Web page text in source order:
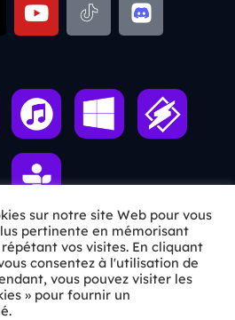
sur notre site Web pour vous
pertinente en mémorisant
vos visites. En cliquant
consentez à l'utilisation de
vous pouvez visiter les
» pour fournir un